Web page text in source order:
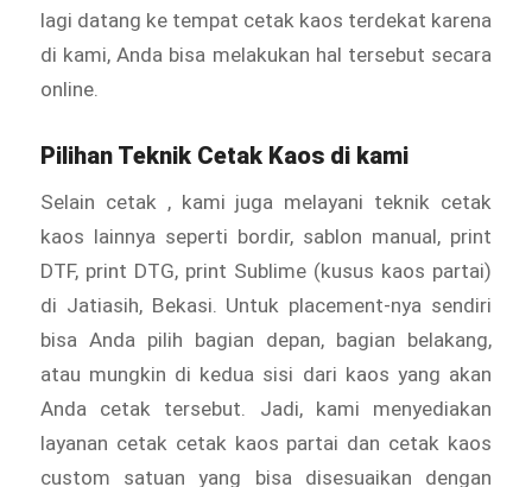
lagi datang ke tempat cetak kaos terdekat karena
di kami, Anda bisa melakukan hal tersebut secara
online.
Pilihan Teknik Cetak Kaos di kami
Selain cetak , kami juga melayani teknik cetak
kaos lainnya seperti bordir, sablon manual, print
DTF, print DTG, print Sublime (kusus kaos partai)
di Jatiasih, Bekasi. Untuk placement-nya sendiri
bisa Anda pilih bagian depan, bagian belakang,
atau mungkin di kedua sisi dari kaos yang akan
Anda cetak tersebut. Jadi, kami menyediakan
layanan cetak cetak kaos partai dan cetak kaos
custom satuan yang bisa disesuaikan dengan